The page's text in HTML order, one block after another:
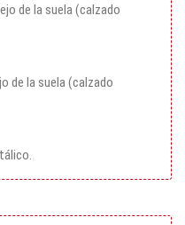
de la suela (calzado
de la suela (calzado